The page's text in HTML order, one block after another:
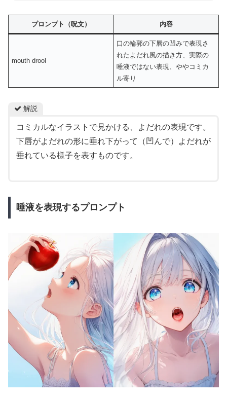
プロンプト（呪文） 内容
mouth drool
口の輪郭の下唇の凹みで表現さ
れたよだれ風の描き方、実際の
唾液ではない表現、ややコミカ
ル寄り
解説
コミカルなイラストで見かける、よだれの表現です。
下唇がよだれの形に垂れ下がって（凹んで）よだれが
垂れている様子を表すものです。
唾液を表現するプロンプト